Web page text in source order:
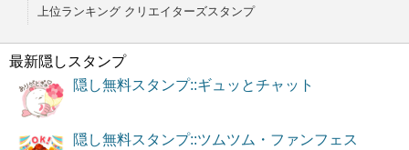
上位ランキング クリエイターズスタンプ
最新隠しスタンプ
隠し無料スタンプ::ギュッとチャット
隠し無料スタンプ::ツムツム・ファンフェス